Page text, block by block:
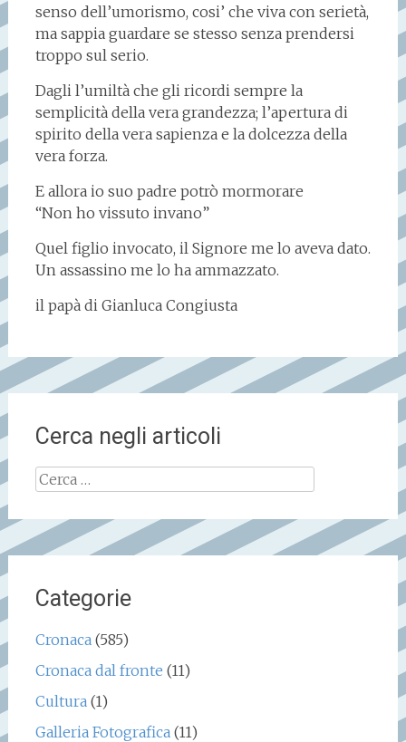
senso dell’umorismo, cosi’ che viva con serietà,
ma sappia guardare se stesso senza prendersi
troppo sul serio.
Dagli l’umiltà che gli ricordi sempre la
semplicità della vera grandezza; l’apertura di
spirito della vera sapienza e la dolcezza della
vera forza.
E allora io suo padre potrò mormorare
“Non ho vissuto invano”
Quel figlio invocato, il Signore me lo aveva dato.
Un assassino me lo ha ammazzato.
il papà di Gianluca Congiusta
Cerca negli articoli
Ricerca
per:
Categorie
Cronaca (585)
Cronaca dal fronte (11)
Cultura (1)
Galleria Fotografica (11)